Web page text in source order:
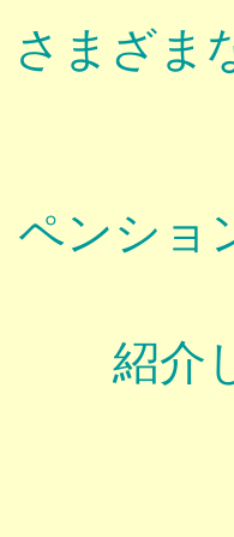
さまざま
ペンショ
紹介